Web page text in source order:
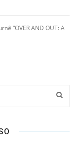
“OVER AND OUT: A